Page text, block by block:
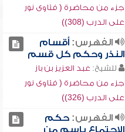
جزء من محاضرة ( فتاوى نور
على الدرب (308))
الفهرس:أقسام
النذر وحكم كل قسم
للشيخ: عبد العزيز بن باز
جزء من محاضرة ( فتاوى نور
على الدرب (326))
الفهرس:حكم
الاجتماع باسم من